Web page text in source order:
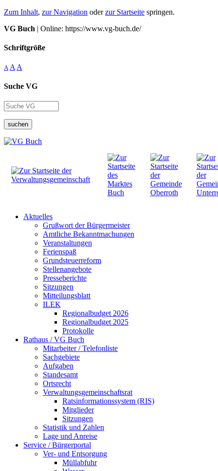
Zum Inhalt, zur Navigation oderzur Startseite springen.
VG Buch | Online: https://www.vg-buch.de/
Schriftgröße
A A A
Suche VG
suchen
Aktuelles
Grußwort der Bürgermeister
Amtliche Bekanntmachungen
Veranstaltungen
Ferienspaß
Grundsteuerreform
Stellenangebote
Presseberichte
Sitzungen
Mitteilungsblatt
ILEK
Regionalbudget 2026
Regionalbudget 2025
Protokolle
Rathaus / VG Buch
Mitarbeiter / Telefonliste
Sachgebiete
Aufgaben
Standesamt
Ortsrecht
Verwaltungsgemeinschaftsrat
Ratsinformationssystem (RIS)
Mitglieder
Sitzungen
Statistik und Zahlen
Lage und Anreise
Service / Bürgerportal
Ver- und Entsorgung
Müllabfuhr